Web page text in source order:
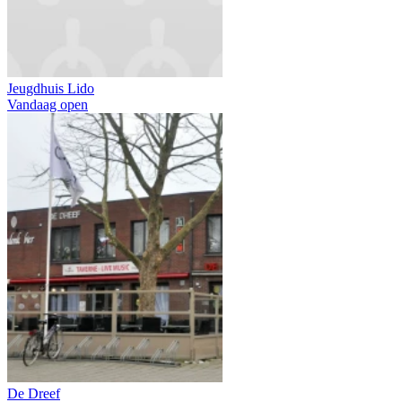
Jeugdhuis Lido
Vandaag open
De Dreef